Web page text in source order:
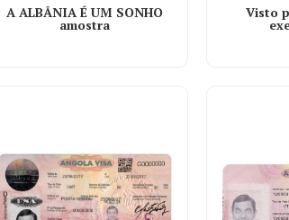
A ALBÂNIA É UM SONHO
amostra
Visto